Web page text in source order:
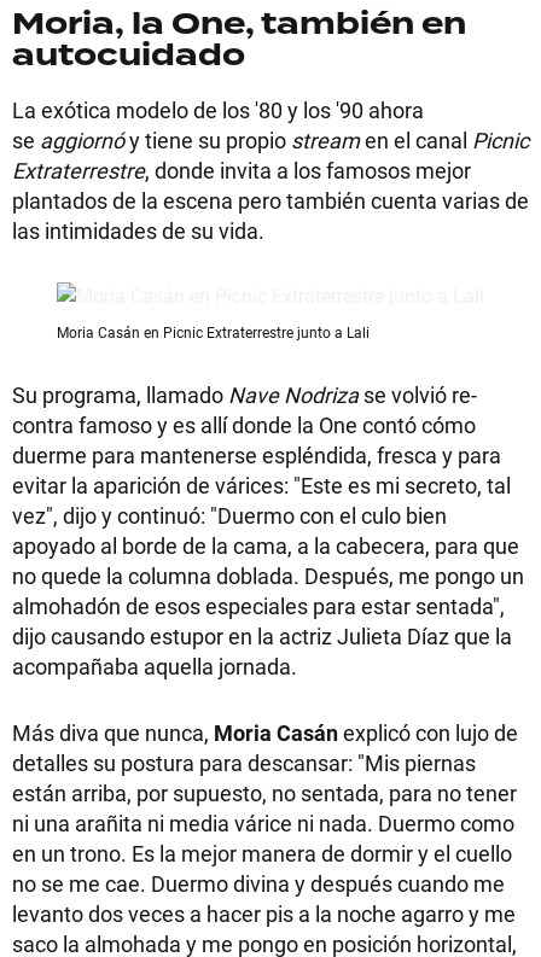
Moria, la One, también en
autocuidado
La exótica modelo de los '80 y los '90 ahora
se aggiornóy tiene su propio streamen el canal Picnic
Extraterrestre, donde invita a los famosos mejor
plantados de la escena pero también cuenta varias de
las intimidades de su vida.
Moria Casán en Picnic Extraterrestre junto a Lali
Su programa, llamado Nave Nodrizase volvió re-
contra famoso y es allí donde la One contó cómo
duerme para mantenerse espléndida, fresca y para
evitar la aparición de várices: "Este es mi secreto, tal
vez", dijo y continuó: "Duermo con el culo bien
apoyado al borde de la cama, a la cabecera, para que
no quede la columna doblada. Después, me pongo un
almohadón de esos especiales para estar sentada",
dijo causando estupor en la actriz Julieta Díaz que la
acompañaba aquella jornada.
Más diva que nunca, Moria Casánexplicó con lujo de
detalles su postura para descansar: "Mis piernas
están arriba, por supuesto, no sentada, para no tener
ni una arañita ni media várice ni nada. Duermo como
en un trono. Es la mejor manera de dormir y el cuello
no se me cae. Duermo divina y después cuando me
levanto dos veces a hacer pis a la noche agarro y me
saco la almohada y me pongo en posición horizontal,